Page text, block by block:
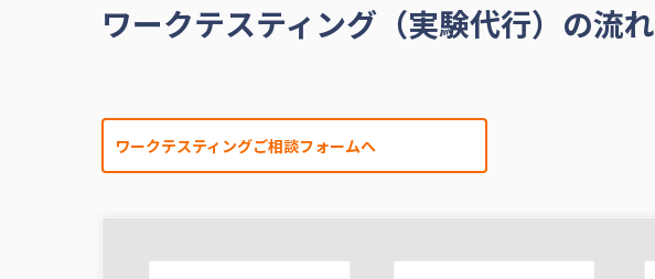
ワークテスティング（実験代行）の流れ
ワークテスティングご相談フォームへ